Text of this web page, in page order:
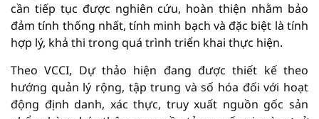
cần tiếp tục được nghiên cứu, hoàn thiện nhằm bảo
đảm tính thống nhất, tính minh bạch và đặc biệt là tính
hợp lý, khả thi trong quá trình triển khai thực hiện.
Theo VCCI, Dự thảo hiện đang được thiết kế theo
hướng quản lý rộng, tập trung và số hóa đối với hoạt
động định danh, xác thực, truy xuất nguồn gốc sản